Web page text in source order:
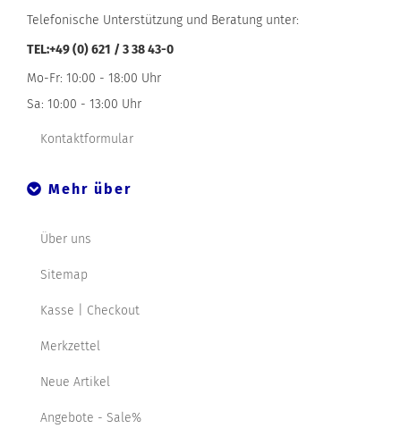
Telefonische Unterstützung und Beratung unter:
TEL:+49 (0) 621 / 3 38 43-0
Mo-Fr: 10:00 - 18:00 Uhr
Sa: 10:00 - 13:00 Uhr
Kontaktformular
Mehr über
Über uns
Sitemap
Kasse | Checkout
Merkzettel
Neue Artikel
Angebote - Sale%